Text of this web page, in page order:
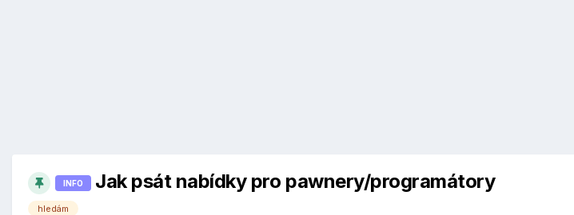
INFO Jak psát nabídky pro pawnery/programátory
hledám